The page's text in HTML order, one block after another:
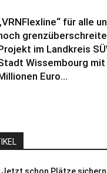
für alle
im Landkreis
Wissembourg mit
Euro...